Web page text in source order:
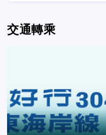
交通轉乘